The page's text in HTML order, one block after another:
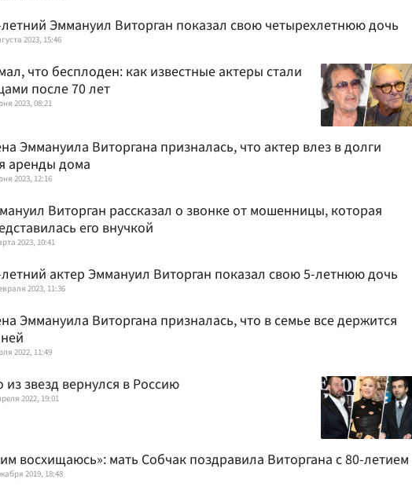
Эммануил Виторган показал свою четырехлетнюю дочь
2023, 15:46
что бесплоден: как известные актеры стали
после 70 лет
2023, 08:21
Эммануила Виторгана призналась, что актер влез в долги
аренды дома
2023, 12:16
Виторган рассказал о звонке от мошенницы, которая
его внучкой
2023, 10:41
актер Эммануил Виторган показал свою 5-летнюю дочь
2023, 11:36
Эммануила Виторгана призналась, что в семье все держится
2022, 11:49
из звезд вернулся в Россию
2022, 19:01
восхищаюсь»: мать Собчак поздравила Виторгана с 80-летием
2019, 18:48